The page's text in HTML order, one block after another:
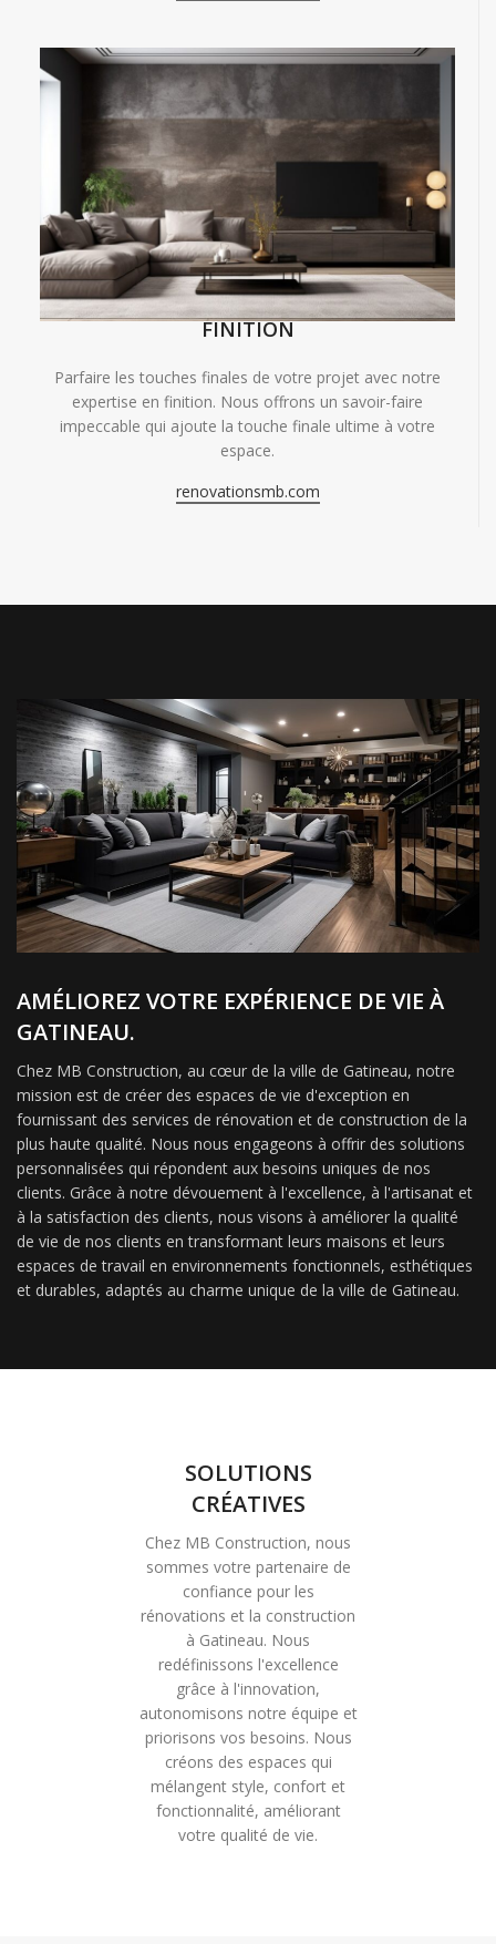
FINITION
Parfaire les touches finales de votre projet avec notre
expertise en finition. Nous offrons un savoir-faire
impeccable qui ajoute la touche finale ultime à votre
espace.
renovationsmb.com
AMÉLIOREZ VOTRE EXPÉRIENCE DE VIE À
GATINEAU.
Chez MB Construction, au cœur de la ville de Gatineau, notre
mission est de créer des espaces de vie d'exception en
fournissant des services de rénovation et de construction de la
plus haute qualité. Nous nous engageons à offrir des solutions
personnalisées qui répondent aux besoins uniques de nos
clients. Grâce à notre dévouement à l'excellence, à l'artisanat et
à la satisfaction des clients, nous visons à améliorer la qualité
de vie de nos clients en transformant leurs maisons et leurs
espaces de travail en environnements fonctionnels, esthétiques
et durables, adaptés au charme unique de la ville de Gatineau.
SOLUTIONS
CRÉATIVES
Chez MB Construction, nous
sommes votre partenaire de
confiance pour les
rénovations et la construction
à Gatineau. Nous
redéfinissons l'excellence
grâce à l'innovation,
autonomisons notre équipe et
priorisons vos besoins. Nous
créons des espaces qui
mélangent style, confort et
fonctionnalité, améliorant
votre qualité de vie.